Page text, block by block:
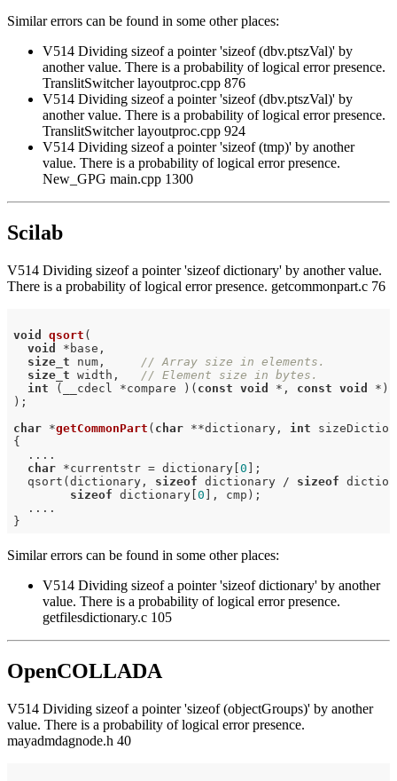
Similar errors can be found in some other places:
V514 Dividing sizeof a pointer 'sizeof (dbv.ptszVal)' by
another value. There is a probability of logical error presence.
TranslitSwitcher layoutproc.cpp 876
V514 Dividing sizeof a pointer 'sizeof (dbv.ptszVal)' by
another value. There is a probability of logical error presence.
TranslitSwitcher layoutproc.cpp 924
V514 Dividing sizeof a pointer 'sizeof (tmp)' by another
value. There is a probability of logical error presence.
New_GPG main.cpp 1300
Scilab
V514 Dividing sizeof a pointer 'sizeof dictionary' by another value.
There is a probability of logical error presence. getcommonpart.c 76
void qsort (
void
*base,
size_t num,
// Array size in elements.
size_t width,
// Element size in bytes.
int (__cdecl *compare )( const void *, const void
*)
) ;
char *getCommonPart ( char **dictionary, int
{
  ....
char *currentstr = dictionary[0 ];
  qsort(dictionary,
sizeof dictionary / sizeof
sizeof dictionary[0 ], cmp);
  ....
Similar errors can be found in some other places:
V514 Dividing sizeof a pointer 'sizeof dictionary' by another
value. There is a probability of logical error presence.
getfilesdictionary.c 105
OpenCOLLADA
V514 Dividing sizeof a pointer 'sizeof (objectGroups)' by another
value. There is a probability of logical error presence.
mayadmdagnode.h 40